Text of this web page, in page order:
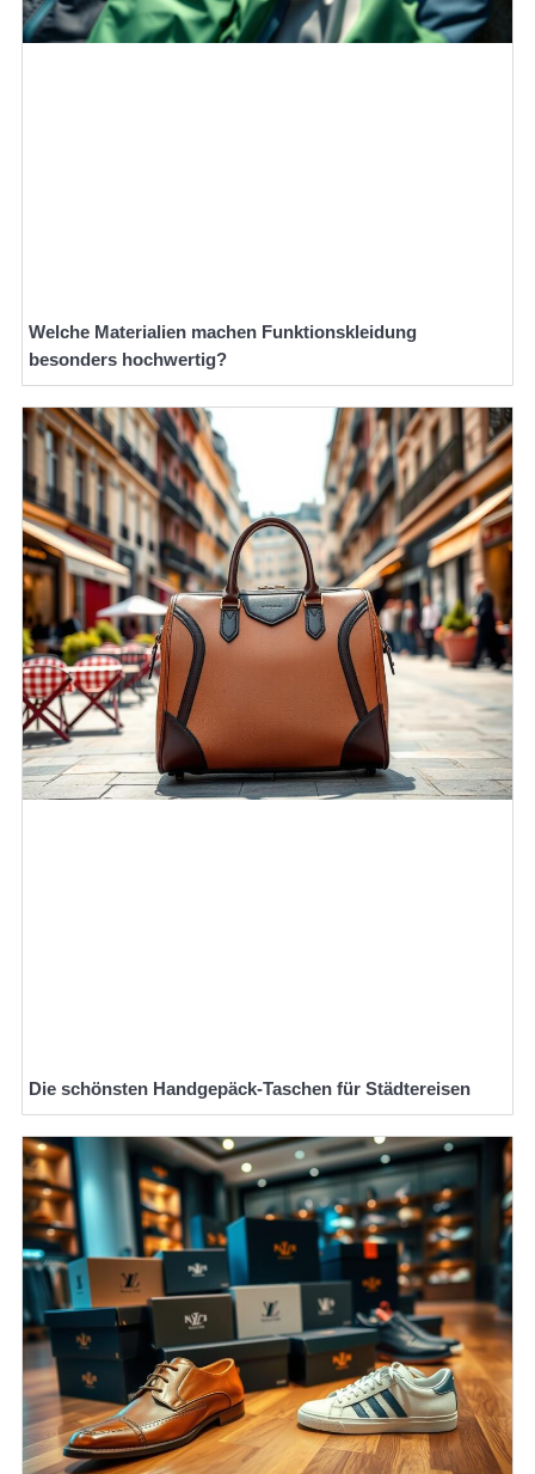
Welche Materialien machen Funktionskleidung
besonders hochwertig?
Die schönsten Handgepäck-Taschen für Städtereisen